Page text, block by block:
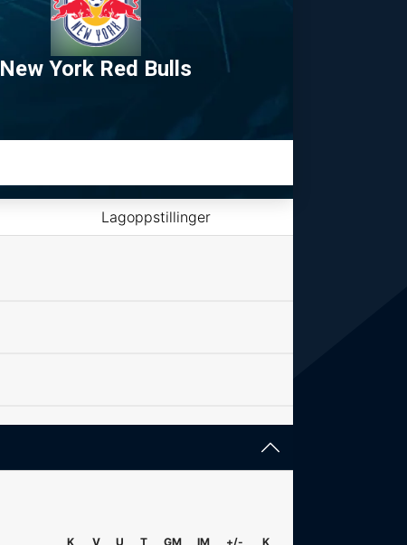
New York Red Bulls
Lagoppstillinger
K V U T GM IM +/- K